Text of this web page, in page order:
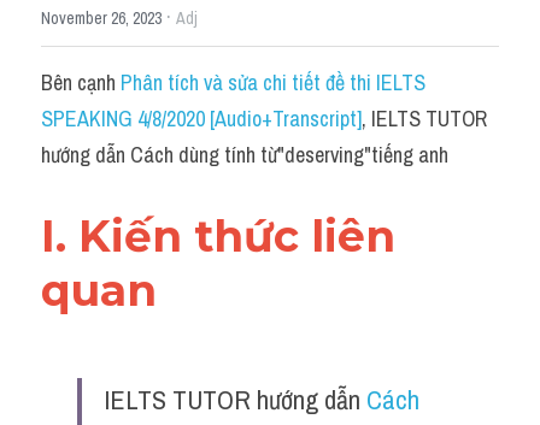
November 26, 2023 · Adj
Bên cạnh Phân tích và sửa chi tiết đề thi IELTS
SPEAKING 4/8/2020 [Audio+Transcript], IELTS TUTOR
hướng dẫn Cách dùng tính từ"deserving"tiếng anh
I. Kiến thức liên
quan
IELTS TUTOR hướng dẫn Cách